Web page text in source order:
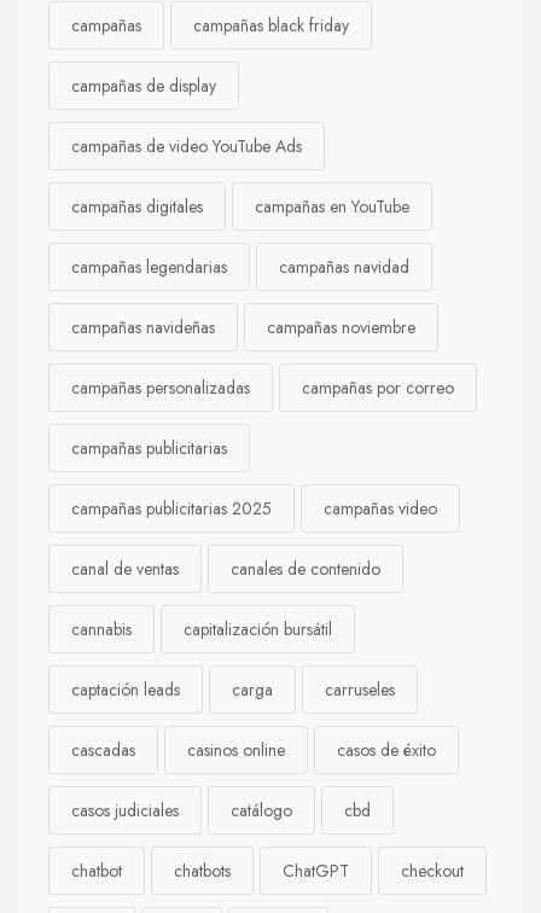
campañas campañas black friday
campañas de display
campañas de video YouTube Ads
campañas digitales campañas en YouTube
campañas legendarias campañas navidad
campañas navideñas campañas noviembre
campañas personalizadas campañas por correo
campañas publicitarias
campañas publicitarias 2025 campañas video
canal de ventas canales de contenido
cannabis capitalización bursátil
captación leads carga carruseles
cascadas casinos online casos de éxito
casos judiciales catálogo cbd
chatbot chatbots ChatGPT checkout